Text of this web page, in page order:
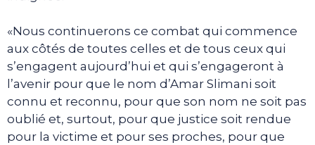
«Nous continuerons ce combat qui commence
aux côtés de toutes celles et de tous ceux qui
s’engagent aujourd’hui et qui s’engageront à
l’avenir pour que le nom d’Amar Slimani soit
connu et reconnu, pour que son nom ne soit pas
oublié et, surtout, pour que justice soit rendue
pour la victime et pour ses proches, pour que